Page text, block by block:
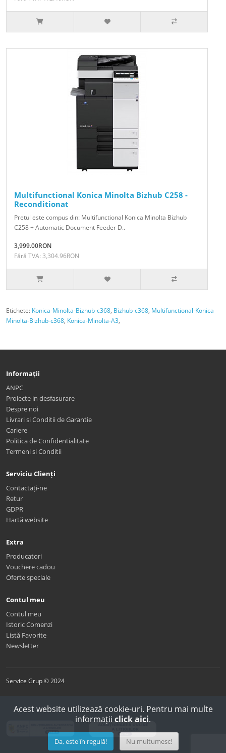
Multifunctional Konica Minolta Bizhub C258 -
Reconditionat
Pretul este compus din: Multifunctional Konica Minolta Bizhub
C258 + Automatic Document Feeder D..
3,999.00RON
Fără TVA: 3,304.96RON
Etichete: Konica-Minolta-Bizhub-c368, Bizhub-c368, Multifunctional-Konica
Minolta-Bizhub-c368, Konica-Minolta-A3,
Informații
ANPC
Proiecte in desfasurare
Despre noi
Livrari si Conditii de Garantie
Cariere
Politica de Confidentialitate
Termeni si Conditii
Serviciu Clienți
Contactați-ne
Retur
GDPR
Hartă website
Extra
Producatori
Vouchere cadou
Oferte speciale
Contul meu
Contul meu
Istoric Comenzi
Listă Favorite
Newsletter
Service Grup © 2024
Acest website utilizează cookie-uri. Pentru mai multe
informații click aici.
Da, este în regulă! Nu multumesc!